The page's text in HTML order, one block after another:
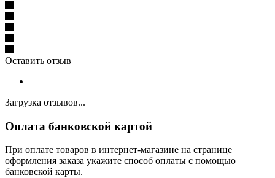
Оставить отзыв
Загрузка отзывов...
Оплата банковской картой
При оплате товаров в интернет-магазине на странице
оформления заказа укажите способ оплаты с помощью
банковской карты.